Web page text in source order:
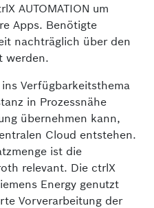
AUTOMATION um
Apps. Benötigte
nachträglich über den
werden.
Verfügbarkeitsthema
in Prozessnähe
übernehmen kann,
Cloud entstehen.
ist die
relevant. Die ctrlX
Energy genutzt
Vorverarbeitung der